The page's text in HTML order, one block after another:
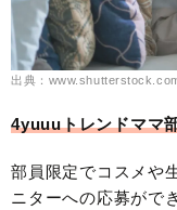
出典：
4yuuuトレンドママ
部員限定でコスメや
ニターへの応募がで